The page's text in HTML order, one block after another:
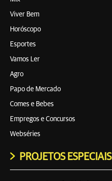
Viver Bem
Horóscopo
Esportes
Vamos Ler
Agro
Papo de Mercado
Comes e Bebes
Empregos e Concursos
Webséries
PROJETOS ESPECIAIS